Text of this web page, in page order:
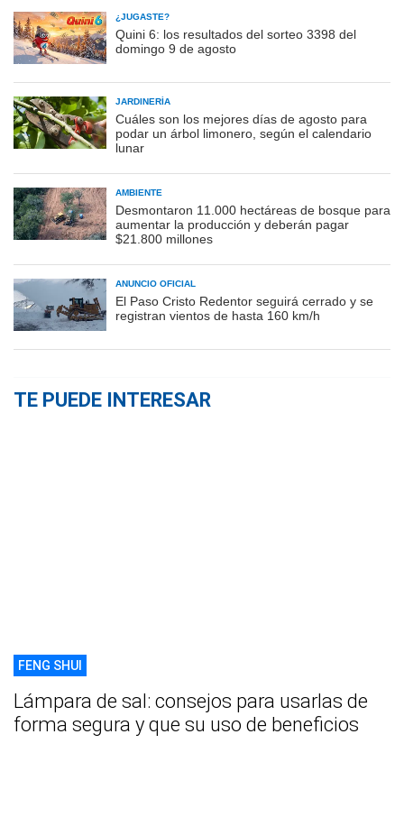
¿JUGASTE?
Quini 6: los resultados del sorteo 3398 del
domingo 9 de agosto
JARDINERÍA
Cuáles son los mejores días de agosto para
podar un árbol limonero, según el calendario
lunar
AMBIENTE
Desmontaron 11.000 hectáreas de bosque para
aumentar la producción y deberán pagar
$21.800 millones
ANUNCIO OFICIAL
El Paso Cristo Redentor seguirá cerrado y se
registran vientos de hasta 160 km/h
TE PUEDE INTERESAR
FENG SHUI
Lámpara de sal: consejos para usarlas de
forma segura y que su uso de beneficios